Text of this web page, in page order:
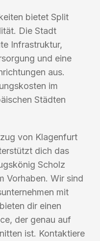
bietet Split
Die Stadt
Infrastruktur,
und eine
aus.
im
Städten
von Klagenfurt
dich das
Scholz
Vorhaben. Wir sind
mit
dir einen
der genau auf
ist. Kontaktiere